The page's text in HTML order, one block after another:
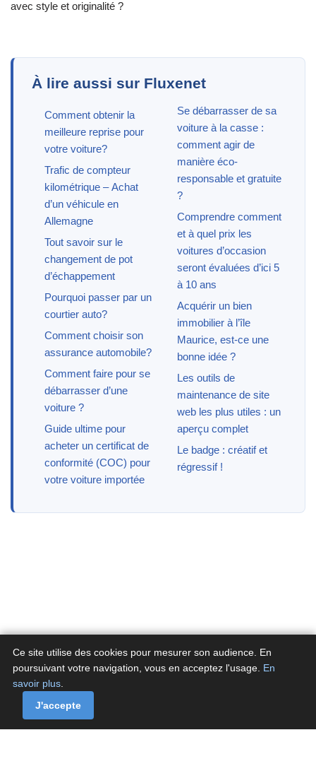
avec style et originalité ?
À lire aussi sur Fluxenet
Comment obtenir la
meilleure reprise pour
votre voiture?
Trafic de compteur
kilométrique – Achat
d’un véhicule en
Allemagne
Tout savoir sur le
changement de pot
d’échappement
Pourquoi passer par un
courtier auto?
Comment choisir son
assurance automobile?
Comment faire pour se
débarrasser d’une
voiture ?
Guide ultime pour
acheter un certificat de
conformité (COC) pour
votre voiture importée
Se débarrasser de sa
voiture à la casse :
comment agir de
manière éco-
responsable et gratuite
?
Comprendre comment
et à quel prix les
voitures d’occasion
seront évaluées d’ici 5
à 10 ans
Acquérir un bien
immobilier à l’île
Maurice, est-ce une
bonne idée ?
Les outils de
maintenance de site
web les plus utiles : un
aperçu complet
Le badge : créatif et
régressif !
A propos
Politique de cookies de Fluxenet.fr
Ce site utilise des cookies pour mesurer son audience. En
poursuivant votre navigation, vous en acceptez l'usage. En
savoir plus
J'accepte